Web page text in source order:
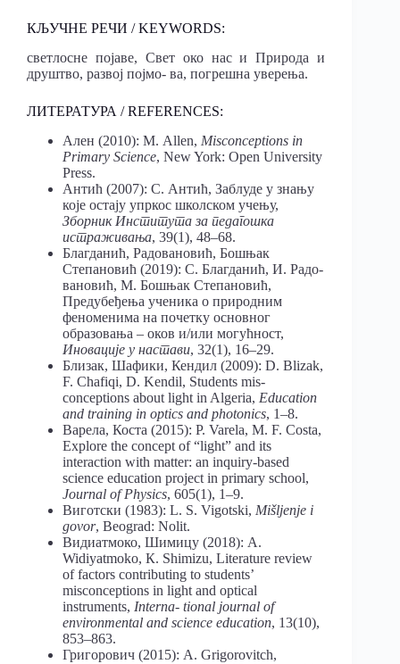
КЉУЧНЕ РЕЧИ / KEYWORDS:
светлосне појаве, Свет око нас и Природа и
друштво, развој појмо- ва, погрешна уверења.
ЛИТЕРАТУРА / REFERENCES:
Ален (2010): М. Allen, Misconceptions in
Primary Science, New York: Open University
Press.
Антић (2007): С. Антић, Заблуде у знању
које остају упркос школском учењу,
Зборник Института за педагошка
истраживања, 39(1), 48–68.
Благданић, Радовановић, Бошњак
Степановић (2019): С. Благданић, И. Радо-
вановић, М. Бошњак Степановић,
Предубеђења ученика о природним
феноменима на почетку основног
образовања – оков и/или могућност,
Иновације у настави, 32(1), 16–29.
Близак, Шафики, Кендил (2009): D. Blizak,
F. Chafiqi, D. Kendil, Students mis-
conceptions about light in Algeria, Education
and training in optics and photonics, 1–8.
Варела, Коста (2015): P. Varela, M. F. Costa,
Explore the concept of “light” and its
interaction with matter: an inquiry-based
science education project in primary school,
Journal of Physics, 605(1), 1–9.
Виготски (1983): L. S. Vigotski, Mišljenje i
govor, Beograd: Nolit.
Видиатмоко, Шимицу (2018): А.
Widiyatmoko, К. Shimizu, Literature review
of factors contributing to students’
misconceptions in light and optical
instruments, Interna- tional journal of
еnvironmental and science education, 13(10),
853–863.
Григорович (2015): А. Grigorovitch,
сотверски алатиjelen
avlovic@iee
t.org